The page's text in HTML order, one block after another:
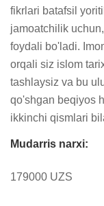
fikrlari batafsil
jamoatchilik
foydali bo'ladi.
orqali siz islom
tashlaysiz va bu
qo'shgan beqiyos
ikkinchi qismlari
Mudarris narxi:
179000 UZS